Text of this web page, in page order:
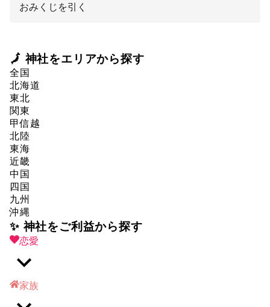
おみくじを引く
🗾 神社をエリアから探す
全国
北海道
東北
関東
甲信越
北陸
東海
近畿
中国
四国
九州
沖縄
✨ 神社をご利益から探す
恋愛
家族